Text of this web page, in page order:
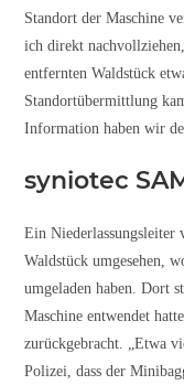
Standort der Maschine
ich direkt
entfernten Waldstück
Standortübermittlung
Information haben wir
syniotec
Ein
Waldstück umgesehen,
umgeladen haben. Dort
Maschine entwendet
zurückgebracht. „Etwa
Polizei, dass der